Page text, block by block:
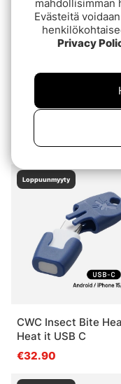
Fladen Mosquito Net
€5.20
Loppuunmyyty
CWC Insect Bite
Heat it USB C
€32.90
mahdollisimman
Evästeitä
Privacy